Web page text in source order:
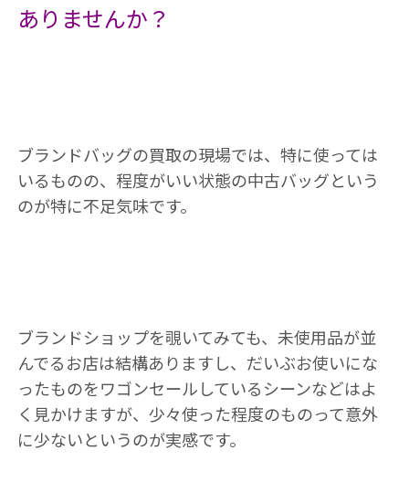
ありませんか？
ブランドバッグの買取の現場では、特に使っては
いるものの、程度がいい状態の中古バッグという
のが特に不足気味です。
ブランドショップを覗いてみても、未使用品が並
んでるお店は結構ありますし、だいぶお使いにな
ったものをワゴンセールしているシーンなどはよ
く見かけますが、少々使った程度のものって意外
に少ないというのが実感です。